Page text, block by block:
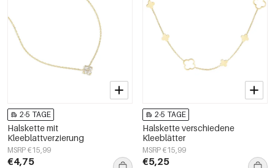
2-5 TAGE
Halskette mit
Kleeblattverzierung
MSRP €15,99
€4,75
2-5 TAGE
Halskette verschiedene
Kleeblätter
MSRP €15,99
€5,25